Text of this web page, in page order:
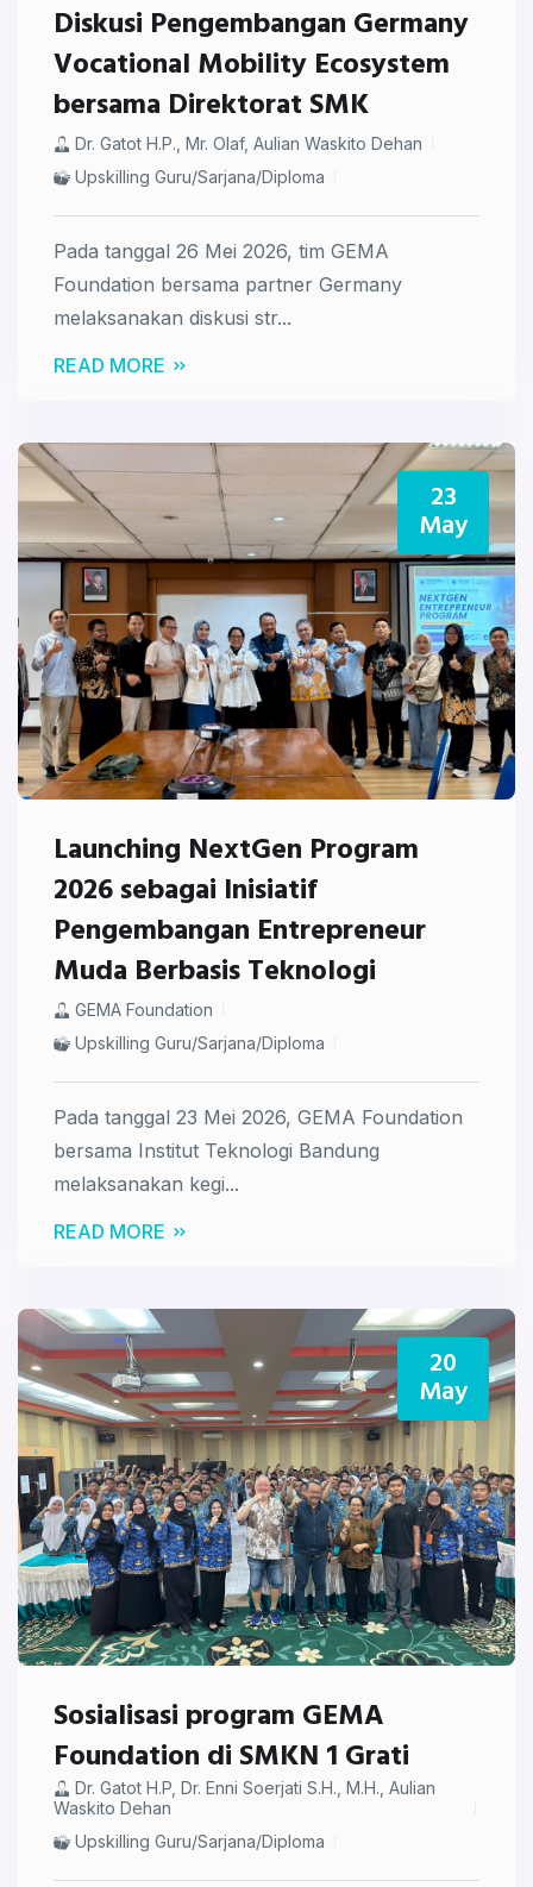
Diskusi Pengembangan Germany
Vocational Mobility Ecosystem
bersama Direktorat SMK
⁠Dr. Gatot H.P., Mr. Olaf, ⁠Aulian Waskito Dehan
Upskilling Guru/Sarjana/Diploma
Pada tanggal 26 Mei 2026, tim GEMA
Foundation bersama partner Germany
melaksanakan diskusi str...
READ MORE
23
May
Launching NextGen Program
2026 sebagai Inisiatif
Pengembangan Entrepreneur
Muda Berbasis Teknologi
GEMA Foundation
Upskilling Guru/Sarjana/Diploma
Pada tanggal 23 Mei 2026, GEMA Foundation
bersama Institut Teknologi Bandung
melaksanakan kegi...
READ MORE
20
May
Sosialisasi program GEMA
Foundation di SMKN 1 Grati
⁠Dr. Gatot H.P, ⁠Dr. Enni Soerjati S.H., M.H., Aulian
Waskito Dehan
Upskilling Guru/Sarjana/Diploma